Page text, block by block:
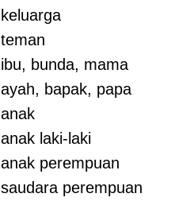
keluarga
teman
ibu, bunda, mama
ayah, bapak, papa
anak
anak laki-laki
anak perempuan
saudara perempuan